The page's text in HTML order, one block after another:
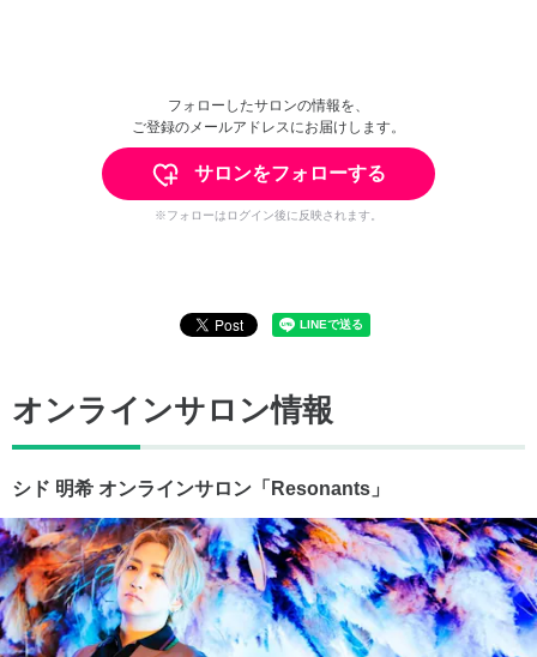
フォローしたサロンの情報を、
ご登録のメールアドレスにお届けします。
サロンをフォローする
※フォローはログイン後に反映されます。
オンラインサロン情報
シド 明希 オンラインサロン「Resonants」